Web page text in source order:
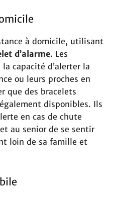
à domicile, utilisant
d’alarme. Les
capacité d’alerter la
ou leurs proches en
que des bracelets
disponibles. Ils
en cas de chute
au senior de se sentir
loin de sa famille et